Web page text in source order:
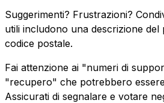
Suggerimenti? Frustrazioni?
utili includono una descrizione del
codice postale.
Fai attenzione ai "numeri di
"recupero" che potrebbero
Assicurati di segnalare e votare